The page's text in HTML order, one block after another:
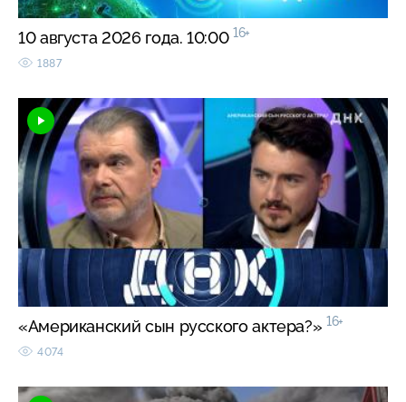
10 августа 2026 года. 10:00 16+
1887
«Американский сын русского актера?» 16+
4074